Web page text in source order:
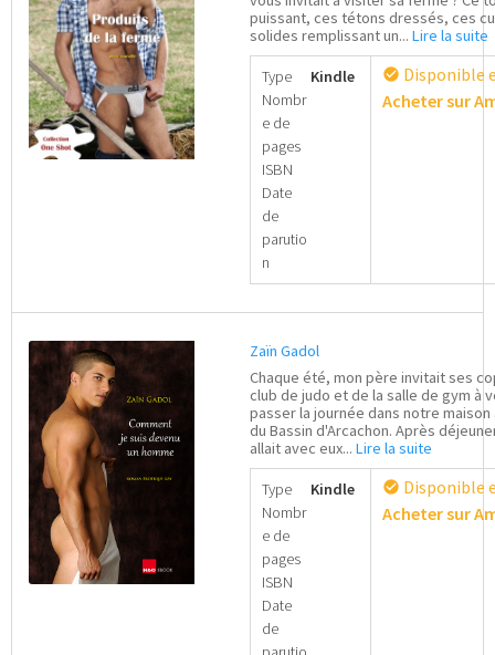
puissant, ces tétons dressés, ces
solides remplissant un... Lire la suite
Type
Nombr
e de
pages
ISBN
Date
de
parutio
n
Kindle check_circle Disponible
Acheter sur
Zaïn Gadol
Chaque été, mon père invitait ses
club de judo et de la salle de gym à
passer la journée dans notre maison
du Bassin d'Arcachon. Après
allait avec eux... Lire la suite
Type
Nombr
e de
pages
ISBN
Date
de
Kindle check_circle Disponible
Acheter sur